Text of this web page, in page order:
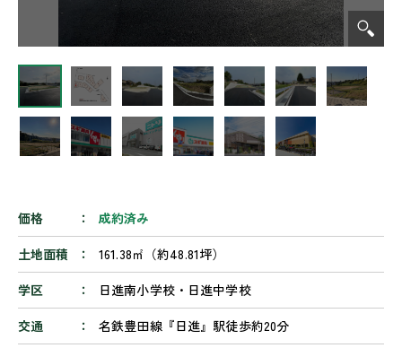
価格
成約済み
土地面積
161.38㎡（約48.81坪）
学区
日進南小学校・日進中学校
交通
名鉄豊田線『日進』駅徒歩約20分